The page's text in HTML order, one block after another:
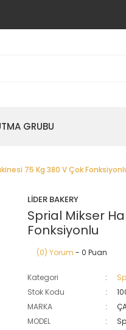
GRUBU
75 Kg 380 V Çok
LİDER BAKERY
Sprial Mikser
Fonksiyonlu
(0) Yorum - 0 Puan
Kategori
Stok Kodu
MARKA
MODEL